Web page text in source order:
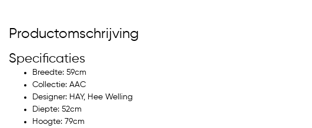
Productomschrijving
Specificaties
Breedte: 59cm
Collectie: AAC
Designer: HAY, Hee Welling
Diepte: 52cm
Hoogte: 79cm